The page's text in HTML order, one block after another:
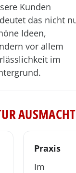
Kunden
das nicht
Ideen,
vor allem
im
AUSMACHT
Praxis
Im